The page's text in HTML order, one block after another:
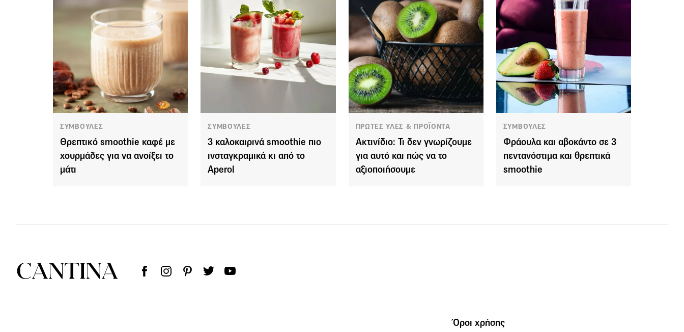
ΣΥΜΒΟΥΛΕΣ
Θρεπτικό smoothie καφέ με
χουρμάδες για να ανοίξει το
μάτι
ΣΥΜΒΟΥΛΕΣ
3 καλοκαιρινά smoothie πιο
ινσταγκραμικά κι από το
Aperol
ΠΡΩΤΕΣ ΥΛΕΣ & ΠΡΟΪΟΝΤΑ
Ακτινίδιο: Τι δεν γνωρίζουμε
για αυτό και πώς να το
αξιοποιήσουμε
ΣΥΜΒΟΥΛΕΣ
Φράουλα και αβοκάντο σε 3
πεντανόστιμα και θρεπτικά
smoothie
Όροι χρήσης